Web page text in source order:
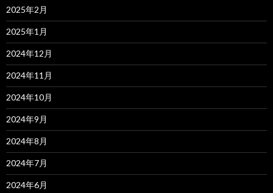
2025年2月
2025年1月
2024年12月
2024年11月
2024年10月
2024年9月
2024年8月
2024年7月
2024年6月